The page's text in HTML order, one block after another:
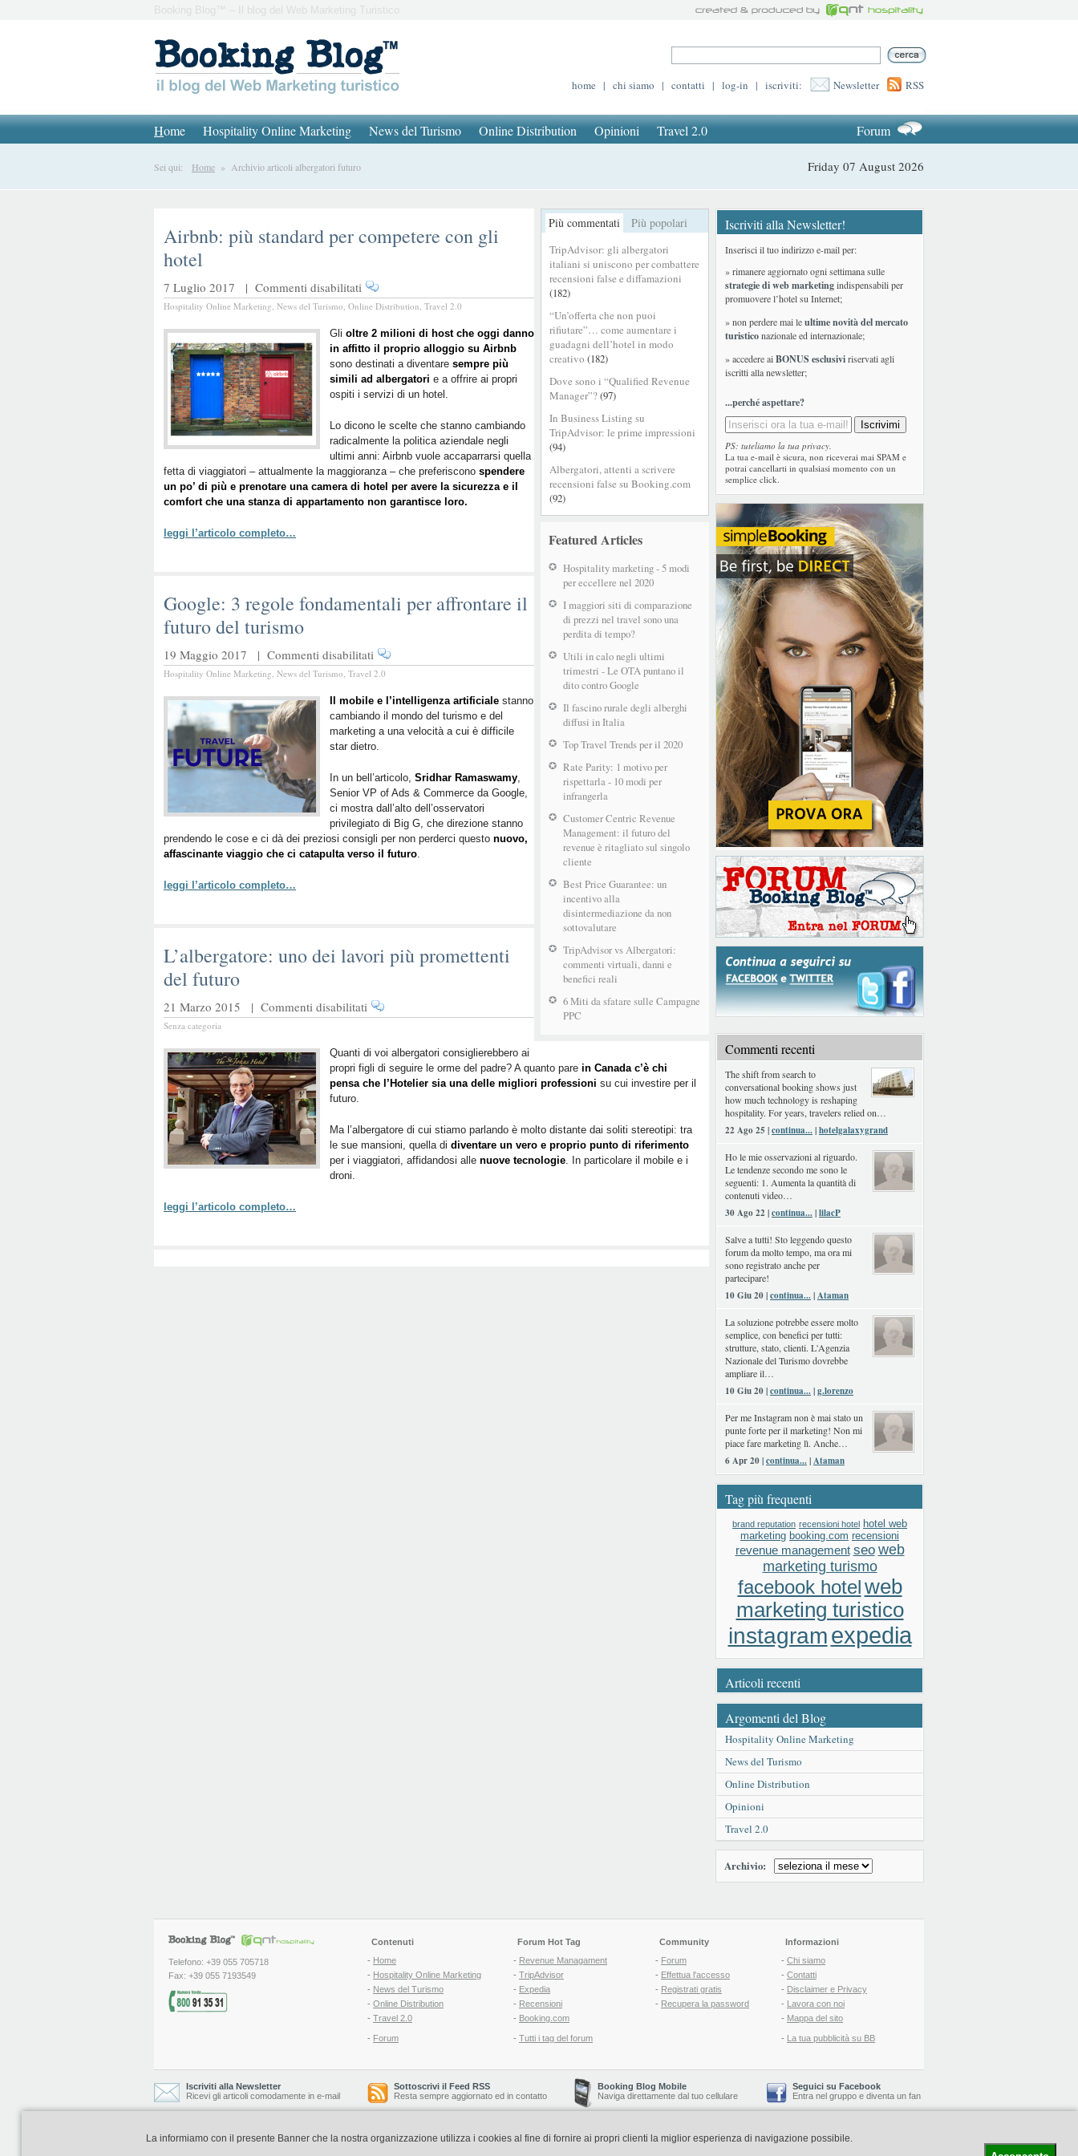
Booking Blog™ – Il blog del Web Marketing Turistico
home | chi siamo | contatti | log-in | iscriviti: Newsletter RSS
Home Hospitality Online Marketing News del Turismo Online Distribution Opinioni Travel 2.0 Forum
Sei qui: Home » Archivio articoli albergatori futuro Friday 07 August 2026
Più commentati Più popolari
TripAdvisor: gli albergatori
italiani si uniscono per combattere
recensioni false e diffamazioni
(182)
“Un’offerta che non puoi
rifiutare”… come aumentare i
guadagni dell’hotel in modo
creativo (182)
Dove sono i “Qualified Revenue
Manager”?(97)
In Business Listing su
TripAdvisor: le prime impressioni
(94)
Albergatori, attenti a scrivere
recensioni false su Booking.com
(92)
Featured Articles
Hospitality marketing - 5 modi
per eccellere nel 2020
I maggiori siti di comparazione
di prezzi nel travel sono una
perdita di tempo?
Utili in calo negli ultimi
trimestri - Le OTA puntano il
dito contro Google
Il fascino rurale degli alberghi
diffusi in Italia
Top Travel Trends per il 2020
Rate Parity: 1 motivo per
rispettarla - 10 modi per
infrangerla
Customer Centric Revenue
Management: il futuro del
revenue è ritagliato sul singolo
cliente
Best Price Guarantee: un
incentivo alla
disintermediazione da non
sottovalutare
TripAdvisor vs Albergatori:
commenti virtuali, danni e
benefici reali
6 Miti da sfatare sulle Campagne
PPC
Airbnb: più standard per competere con gli
hotel
7 Luglio 2017 | Commenti disabilitati su
Airbnb:
standard
per
competere
con
gli
Hospitality Online Marketing, News del Turismo, Online Distribution, Travel 2.0
Gli oltre 2 milioni di host che oggi danno
in affitto il proprio alloggio su Airbnb
sono destinati a diventare sempre più
simili ad albergatori e a offrire ai propri
ospiti i servizi di un hotel.
Lo dicono le scelte che stanno cambiando
radicalmente la politica aziendale negli
ultimi anni: Airbnb vuole accaparrarsi quella
fetta di viaggiatori – attualmente la maggioranza – che preferiscono spendere
un po’ di più e prenotare una camera di hotel per avere la sicurezza e il
comfort che una stanza di appartamento non garantisce loro.
leggi l’articolo completo…
Google: 3 regole fondamentali per affrontare il
futuro del turismo
19 Maggio 2017 | Commenti disabilitati su
Google:
regole
fondamentali
per
affrontare
futuro
del
turismo
Hospitality Online Marketing, News del Turismo, Travel 2.0
Il mobile e l’intelligenza artificiale stanno
cambiando il mondo del turismo e del
marketing a una velocità a cui è difficile
star dietro.
In un bell’articolo, Sridhar Ramaswamy,
Senior VP of Ads & Commerce da Google,
ci mostra dall’alto dell’osservatori
privilegiato di Big G, che direzione stanno
prendendo le cose e ci dà dei preziosi consigli per non perderci questo nuovo,
affascinante viaggio che ci catapulta verso il futuro.
leggi l’articolo completo…
L’albergatore: uno dei lavori più promettenti
del futuro
21 Marzo 2015 | Commenti disabilitati su
L’albergatore:
dei
lavori
più
futuro
Senza categoria
Quanti di voi albergatori consiglierebbero ai
propri figli di seguire le orme del padre? A quanto pare in Canada c’è chi
pensa che l’Hotelier sia una delle migliori professioni su cui investire per il
futuro.
Ma l’albergatore di cui stiamo parlando è molto distante dai soliti stereotipi: tra
le sue mansioni, quella di diventare un vero e proprio punto di riferimento
per i viaggiatori, affidandosi alle nuove tecnologie. In particolare il mobile e i
droni.
leggi l’articolo completo…
Iscriviti alla Newsletter!
Inserisci il tuo indirizzo e-mail per:
» rimanere aggiornato ogni settimana sulle
strategie di web marketingindispensabili per
promuovere l’hotel su Internet;
» non perdere mai leultime novità del mercato
turisticonazionale ed internazionale;
» accedere aiBONUS esclusiviriservati agli
iscritti alla newsletter;
...perché aspettare?
PS: tuteliamo la tua privacy.
La tua e-mail è sicura, non riceverai mai SPAM e
potrai cancellarti in qualsiasi momento con un
semplice click.
Commenti recenti
The shift from search to
conversational booking shows just
how much technology is reshaping
hospitality. For years, travelers relied on…
22 Ago 25 |continua...|hotelgalaxygrand
Ho le mie osservazioni al riguardo.
Le tendenze secondo me sono le
seguenti: 1. Aumenta la quantità di
contenuti video…
30 Ago 22 |continua...|lilacP
Salve a tutti! Sto leggendo questo
forum da molto tempo, ma ora mi
sono registrato anche per
partecipare!
10 Giu 20 |continua...|Ataman
La soluzione potrebbe essere molto
semplice, con benefici per tutti:
strutture, stato, clienti. L'Agenzia
Nazionale del Turismo dovrebbe
ampliare il…
10 Giu 20 |continua...|g.lorenzo
Per me Instagram non è mai stato un
punte forte per il marketing! Non mi
piace fare marketing lì. Anche…
6 Apr 20 |continua...|Ataman
Tag più frequenti
brand reputation recensioni hotel hotel web
marketing booking.com recensioni
revenue management seo web
marketing turismo
facebook hotelweb
marketing turistico
instagramexpedia
Articoli recenti
Argomenti del Blog
Hospitality Online Marketing
News del Turismo
Online Distribution
Opinioni
Travel 2.0
Archivio:
Telefono: +39 055 705718
Fax: +39 055 7193549
Contenuti
- Home
- Hospitality Online Marketing
- News del Turismo
- Online Distribution
- Travel 2.0
- Forum
Forum Hot Tag
- Revenue Managament
- TripAdvisor
- Expedia
- Recensioni
- Booking.com
- Tutti i tag del forum
Community
- Forum
- Effettua l'accesso
- Registrati gratis
- Recupera la password
Informazioni
- Chi siamo
- Contatti
- Disclaimer e Privacy
- Lavora con noi
- Mappa del sito
- La tua pubblicità su BB
Iscriviti alla Newsletter
Ricevi gli articoli comodamente in e-mail
Sottoscrivi il Feed RSS
Resta sempre aggiornato ed in contatto
Booking Blog Mobile
Naviga direttamente dal tuo cellulare
Seguici su Facebook
Entra nel gruppo e diventa un fan
Booking Blog è realizzato e curato da Copyright © 2006-2026 QNT S.r.l. Socio Unico -www.qnt.it-Booking Blog™ -Il blog del Web Marketing Turistico
La informiamo con il presente Banner che la nostra organizzazione utilizza i cookies al fine di fornire ai propri clienti la miglior esperienza di navigazione possibile.